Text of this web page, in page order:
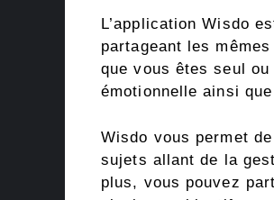
L’application Wisdo
partageant les
que vous êtes seul
émotionnelle ainsi
Wisdo vous permet
sujets allant de la
plus, vous pouvez